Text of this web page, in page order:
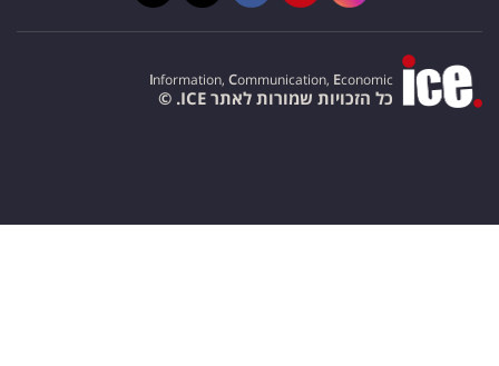
Information, Communication, Economic
כל הזכויות שמורות לאתר ICE. ©